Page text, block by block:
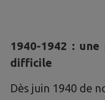
1940-1942 : une
difficile
Dès juin 1940 de